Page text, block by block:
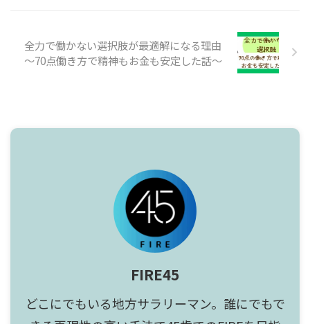
全力で働かない選択肢が最適解になる理由
〜70点働き方で精神もお金も安定した話〜
FIRE45
どこにでもいる地方サラリーマン。誰にでもで